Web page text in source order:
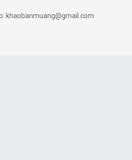
khaobanmuang@gmail.com